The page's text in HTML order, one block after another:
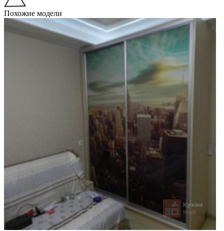
Похожие модели